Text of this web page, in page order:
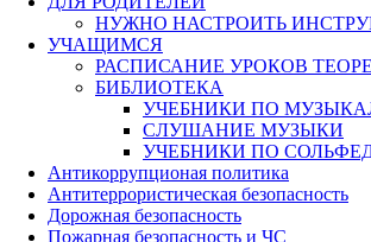
НУЖНО НАСТРОИТЬ
УЧАЩИМСЯ
РАСПИСАНИЕ УРОКОВ
БИБЛИОТЕКА
УЧЕБНИКИ ПО
СЛУШАНИЕ МУЗЫКИ
УЧЕБНИКИ ПО
Антикоррупционая политика
Антитеррористическая безопасность
Дорожная безопасность
Пожарная безопасность и ЧС